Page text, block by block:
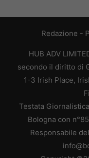
Redazione -
HUB ADV
secondo il diritto di
1-3 Irish Place,
Testata
Bologna con
Responsabile